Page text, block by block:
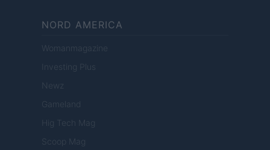
NORD AMERICA
Womanmagazine
Investing Plus
Newz
Gameland
Hig Tech Mag
Scoop Mag